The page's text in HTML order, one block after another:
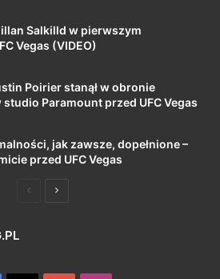
Salkilld w pierwszym
Vegas (VIDEO)
Poirier stanął w obronie
Paramount przed UFC Vegas
jak zawsze, dopełnione –
przed UFC Vegas
PoprzedniaNastępna